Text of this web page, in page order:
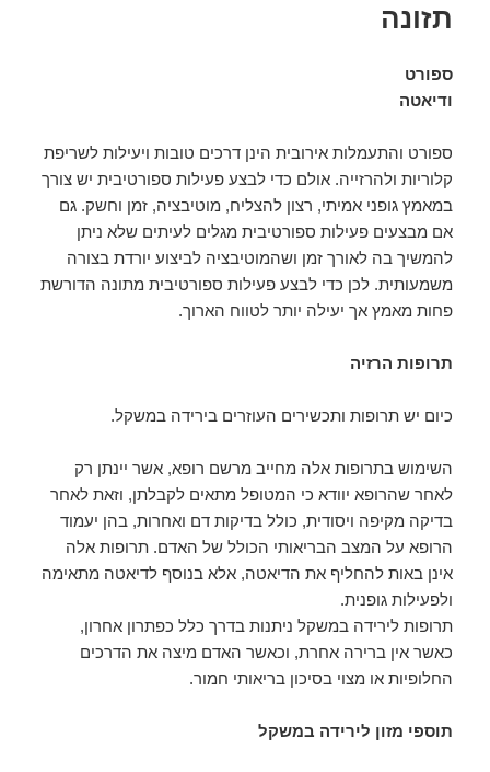
תזונה
ספורט
ודיאטה
ספורט והתעמלות אירובית הינן דרכים טובות ויעילות לשריפת
קלוריות ולהרזייה. אולם כדי לבצע פעילות ספורטיבית יש צורך
במאמץ גופני אמיתי, רצון להצליח, מוטיבציה, זמן וחשק. גם
אם מבצעים פעילות ספורטיבית מגלים לעיתים שלא ניתן
להמשיך בה לאורך זמן ושהמוטיבציה לביצוע יורדת בצורה
משמעותית. לכן כדי לבצע פעילות ספורטיבית מתונה הדורשת
פחות מאמץ אך יעילה יותר לטווח הארוך.
תרופות הרזיה
כיום יש תרופות ותכשירים העוזרים בירידה במשקל.
השימוש בתרופות אלה מחייב מרשם רופא, אשר יינתן רק
לאחר שהרופא יוודא כי המטופל מתאים לקבלתן, וזאת לאחר
בדיקה מקיפה ויסודית, כולל בדיקות דם ואחרות, בהן יעמוד
הרופא על המצב הבריאותי הכולל של האדם. תרופות אלה
אינן באות להחליף את הדיאטה, אלא בנוסף לדיאטה מתאימה
ולפעילות גופנית.
תרופות לירידה במשקל ניתנות בדרך כלל כפתרון אחרון,
כאשר אין ברירה אחרת, וכאשר האדם מיצה את הדרכים
החלופיות או מצוי בסיכון בריאותי חמור.
תוספי מזון לירידה במשקל